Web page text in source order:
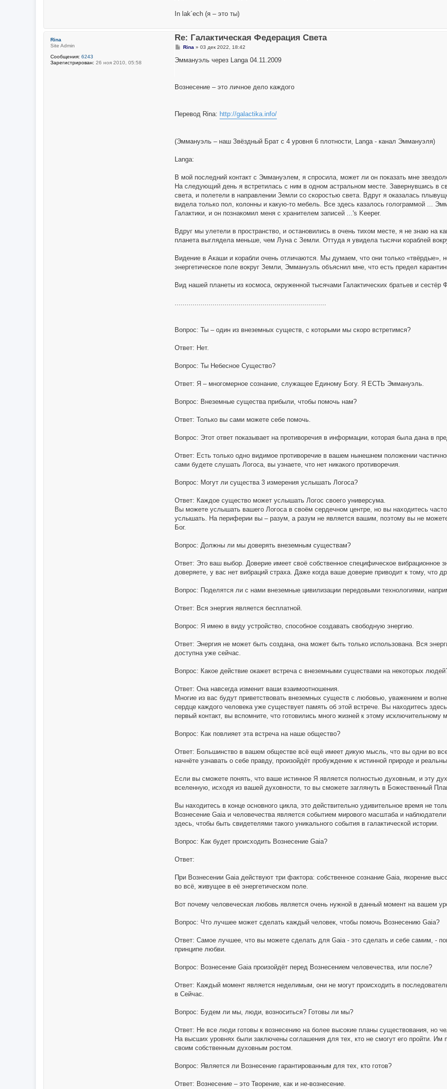
In lak´ech (я – это ты)
Rina
Site Admin
Сообщения: 6243
Зарегистрирован: 26 ноя 2010, 05:58
Re: Галактическая Федерация Света
С
о
и
Rina » 03 дек 2022, 18:42
Эммануэль через Langa 04.11.2009
Вознесение – это личное дело каждого
Перевод Rina: http://galactika.info/
(Эммануэль – наш Звёздный Брат с 4 уровня 6 плотности, Langa - канал Эммануэля)
Langa:
В мой последний контакт с Эммануэлем, я спросила, может ли он показать мне
На следующий день я встретилась с ним в одном астральном месте. Завернувшись в
света, и полетели в направлении Земли со скоростью света. Вдруг я оказалась
видела только пол, колонны и какую-то мебель. Все здесь казалось голограммой ...
Галактики, и он познакомил меня с хранителем записей ...'s Keeper.
Вдруг мы улетели в пространство, и остановились в очень тихом месте, я не знаю на
планета выглядела меньше, чем Луна с Земли. Оттуда я увидела тысячи кораблей
Видение в Акаши и корабли очень отличаются. Мы думаем, что они только «твёрдые»,
энергетическое поле вокруг Земли, Эммануэль объяснил мне, что есть предел
Вид нашей планеты из космоса, окруженной тысячами Галактических братьев и
............................................................................
Вопрос: Ты – один из внеземных существ, с которыми мы скоро встретимся?
Ответ: Нет.
Вопрос: Ты Небесное Существо?
Ответ: Я – многомерное сознание, служащее Единому Богу. Я ЕСТЬ Эммануэль.
Вопрос: Внеземные существа прибыли, чтобы помочь нам?
Ответ: Только вы сами можете себе помочь.
Вопрос: Этот ответ показывает на противоречия в информации, которая была дана в
Ответ: Есть только одно видимое противоречие в вашем нынешнем положении
сами будете слушать Логоса, вы узнаете, что нет никакого противоречия.
Вопрос: Могут ли существа 3 измерения услышать Логоса?
Ответ: Каждое существо может услышать Логос своего универсума.
Вы можете услышать вашего Логоса в своём сердечном центре, но вы находитесь
услышать. На периферии вы – разум, а разум не является вашим, поэтому вы не
Бог.
Вопрос: Должны ли мы доверять внеземным существам?
Ответ: Это ваш выбор. Доверие имеет своё собственное специфическое вибрационное
доверяете, у вас нет вибраций страха. Даже когда ваше доверие приводит к тому, что
Вопрос: Поделятся ли с нами внеземные цивилизации передовыми технологиями,
Ответ: Вся энергия является бесплатной.
Вопрос: Я имею в виду устройство, способное создавать свободную энергию.
Ответ: Энергия не может быть создана, она может быть только использована. Вся
доступна уже сейчас.
Вопрос: Какое действие окажет встреча с внеземными существами на некоторых
Ответ: Она навсегда изменит ваши взаимоотношения.
Многие из вас будут приветствовать внеземных существ с любовью, уважением и
сердце каждого человека уже существует память об этой встрече. Вы находитесь
первый контакт, вы вспомните, что готовились много жизней к этому исключительному
Вопрос: Как повлияет эта встреча на наше общество?
Ответ: Большинство в вашем обществе всё ещё имеет дикую мысль, что вы одни во
начнёте узнавать о себе правду, произойдёт пробуждение к истинной природе и
Если вы сможете понять, что ваше истинное Я является полностью духовным, и эту
вселенную, исходя из вашей духовности, то вы сможете заглянуть в Божественный
Вы находитесь в конце основного цикла, это действительно удивительное время не
Вознесение Gaia и человечества является событием мирового масштаба и
здесь, чтобы быть свидетелями такого уникального события в галактической истории.
Вопрос: Как будет происходить Вознесение Gaia?
Ответ:
При Вознесении Gaia действуют три фактора: собственное сознание Gaia, якорение
во всё, живущее в её энергетическом поле.
Вот почему человеческая любовь является очень нужной в данный момент на вашем
Вопрос: Что лучшее может сделать каждый человек, чтобы помочь Вознесению Gaia?
Ответ: Самое лучшее, что вы можете сделать для Gaia - это сделать и себе самим, -
принципе любви.
Вопрос: Вознесение Gaia произойдёт перед Вознесением человечества, или после?
Ответ: Каждый момент является неделимым, они не могут происходить в
в Сейчас.
Вопрос: Будем ли мы, люди, возноситься? Готовы ли мы?
Ответ: Не все люди готовы к вознесению на более высокие планы существования, но
На высших уровнях были заключены соглашения для тех, кто не смогут его пройти. Им
своим собственным духовным ростом.
Вопрос: Является ли Вознесение гарантированным для тех, кто готов?
Ответ: Вознесение – это Творение, как и не-вознесение.